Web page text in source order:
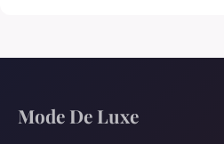
Mode De Luxe